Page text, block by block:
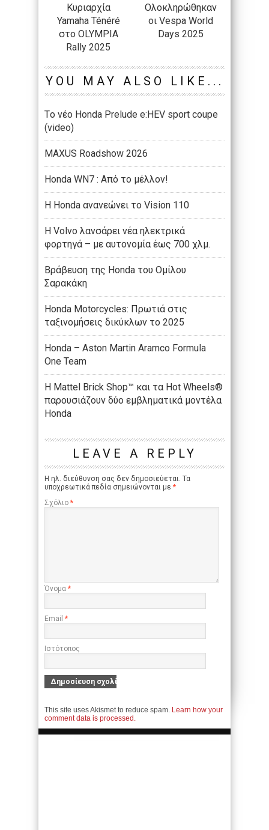
Κυριαρχία
Yamaha Ténéré
στο OLYMPIA
Rally 2025
Ολοκληρώθηκαν
οι Vespa World
Days 2025
YOU MAY ALSO LIKE...
Tο νέο Honda Prelude e:HEV sport coupe
(video)
MAXUS Roadshow 2026
Honda WN7 : Από το μέλλον!
Η Honda ανανεώνει το Vision 110
Η Volvo λανσάρει νέα ηλεκτρικά
φορτηγά – με αυτονομία έως 700 χλμ.
Βράβευση της Honda του Ομίλου
Σαρακάκη
Honda Motorcycles: Πρωτιά στις
ταξινομήσεις δικύκλων το 2025
Honda – Aston Martin Aramco Formula
One Team
H Mattel Brick Shop™ και τα Hot Wheels®
παρουσιάζουν δύο εμβληματικά μοντέλα
Honda
LEAVE A REPLY
Η ηλ. διεύθυνση σας δεν δημοσιεύεται. Τα
υποχρεωτικά πεδία σημειώνονται με *
Σχόλιο *
Όνομα *
Email *
Ιστότοπος
This site uses Akismet to reduce spam. Learn how your
comment data is processed.